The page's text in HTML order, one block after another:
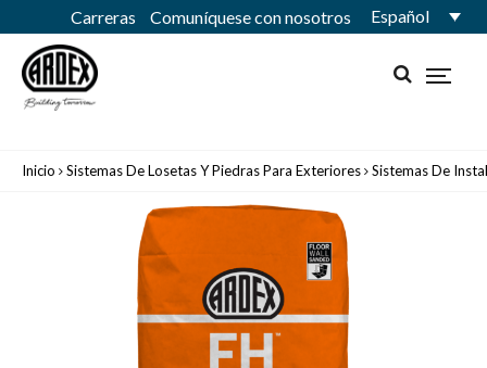
Carreras Comuníquese con nosotros Español
Inicio Sistemas De Losetas Y Piedras Para Exteriores Sistemas De